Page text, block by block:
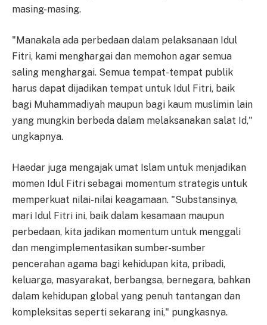
masing-masing.
"Manakala ada perbedaan dalam pelaksanaan Idul
Fitri, kami menghargai dan memohon agar semua
saling menghargai. Semua tempat-tempat publik
harus dapat dijadikan tempat untuk Idul Fitri, baik
bagi Muhammadiyah maupun bagi kaum muslimin lain
yang mungkin berbeda dalam melaksanakan salat Id,"
ungkapnya.
Haedar juga mengajak umat Islam untuk menjadikan
momen Idul Fitri sebagai momentum strategis untuk
memperkuat nilai-nilai keagamaan. "Substansinya,
mari Idul Fitri ini, baik dalam kesamaan maupun
perbedaan, kita jadikan momentum untuk menggali
dan mengimplementasikan sumber-sumber
pencerahan agama bagi kehidupan kita, pribadi,
keluarga, masyarakat, berbangsa, bernegara, bahkan
dalam kehidupan global yang penuh tantangan dan
kompleksitas seperti sekarang ini," pungkasnya.